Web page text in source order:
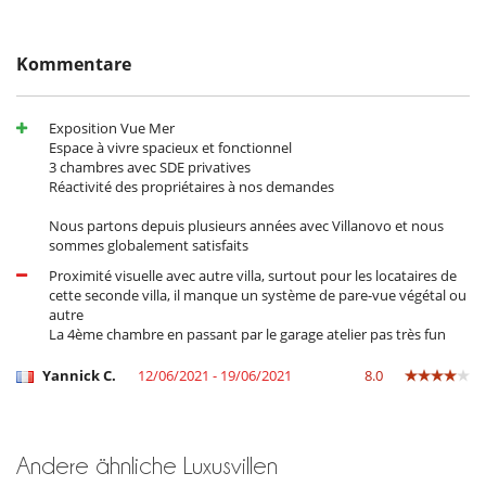
Unterhaltung, Wohlbefinden & Sport
Fernseher
Internetzugang (Wifi)
Schwimmbecken-Sicherheitssystem
Kommentare
Exposition Vue Mer
Espace à vivre spacieux et fonctionnel
3 chambres avec SDE privatives
Réactivité des propriétaires à nos demandes
Nous partons depuis plusieurs années avec Villanovo et nous
sommes globalement satisfaits
Proximité visuelle avec autre villa, surtout pour les locataires de
cette seconde villa, il manque un système de pare-vue végétal ou
autre
La 4ème chambre en passant par le garage atelier pas très fun
Yannick C. 12/06/2021 - 19/06/2021 8.0
Andere ähnliche Luxusvillen